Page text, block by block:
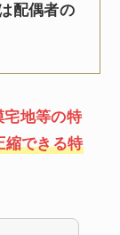
配偶者の
宅地等の特
縮できる特